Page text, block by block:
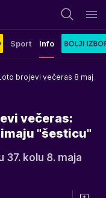
Sport Info
brojevi večeras 8 maj
večeras:
"šesticu"
37. kolu 8. maja